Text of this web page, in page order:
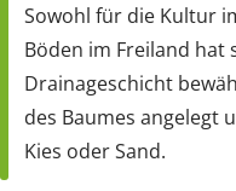
Sowohl für die Kultur
Böden im Freiland hat
Drainageschicht
des Baumes angelegt
Kies oder Sand.